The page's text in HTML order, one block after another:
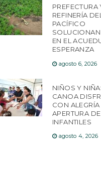
PREFECTURA
REFINERÍA DEL
PACÍFICO
EN EL
ESPERANZA
agosto 6, 2026
NIÑOS Y
CANOA
CON ALEGRÍA
APERTURA
INFANTILES
agosto 4, 2026